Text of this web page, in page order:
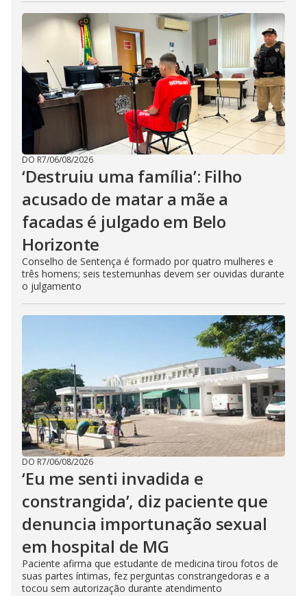
DO R7/06/08/2026
‘Destruiu uma família’: Filho
acusado de matar a mãe a
facadas é julgado em Belo
Horizonte
Conselho de Sentença é formado por quatro mulheres e
três homens; seis testemunhas devem ser ouvidas durante
o julgamento
DO R7/06/08/2026
‘Eu me senti invadida e
constrangida’, diz paciente que
denuncia importunação sexual
em hospital de MG
Paciente afirma que estudante de medicina tirou fotos de
suas partes íntimas, fez perguntas constrangedoras e a
tocou sem autorização durante atendimento